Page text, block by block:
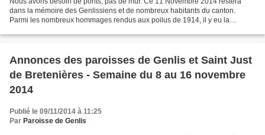
dans la mémoire des Genlissiens et de nombreux habitants du canton.
Parmi les nombreux hommages rendus aux poilus de 1914, il y eu la
Annonces des paroisses de Genlis et Saint Just
de Bretenières - Semaine du 8 au 16 novembre
2014
Publié le 09/11/2014 à 11:25
Par Paroisse de Genlis